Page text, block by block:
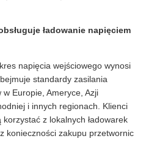
ładowanie napięciem
napięcia wejściowego wynosi
standardy zasilania
w Europie, Ameryce, Azji
i innych regionach. Klienci
z lokalnych ładowarek
konieczności zakupu przetwornic